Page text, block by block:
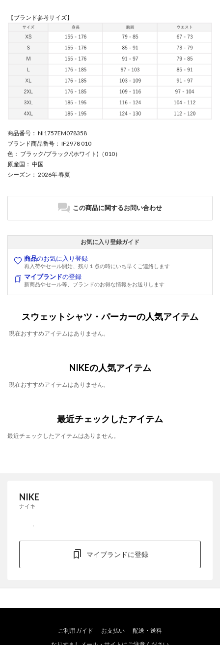
【ブランド参考サイズ】
商品番号 ： NI1757EM078358
ブランド商品番号 ： IF2978 010
色 ： ブラック/ブラック/(ホワイト)（010）
原産国 ： 中国
シーズン ： 2026年 春夏
この商品に関するお問い合わせ
お気に入り登録ガイド
商品のお気に入り登録
再入荷やセール開始、残り１点の時にいち早くご連絡します
マイブランドの登録
新商品やセール等、ブランドのお得な情報をお送りします
スウェットシャツ・パーカーの人気アイテム
現在おすすめアイテムはありません。
NIKEの人気アイテム
現在おすすめアイテムはありません。
最近チェックしたアイテム
最近チェックしたアイテムはありません。
NIKE
ナイキ
マイブランドに登録
ご利用ガイド お支払い
配送・送料